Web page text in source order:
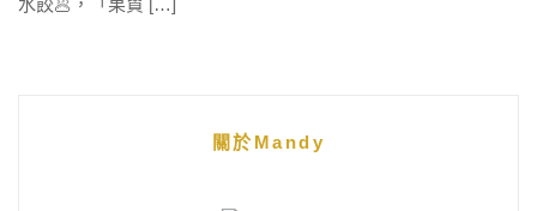
水餃🥟，「果貿 […]
關於Mandy